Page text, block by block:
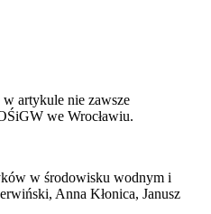
artykule nie zawsze
we Wrocławiu.
w środowisku wodnym i
Anna Kłonica, Janusz